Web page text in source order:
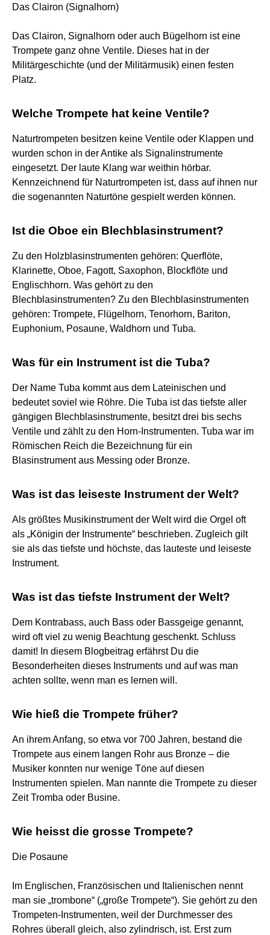
Das Clairon (Signalhorn)
Das Clairon, Signalhorn oder auch Bügelhorn ist eine
Trompete ganz ohne Ventile. Dieses hat in der
Militärgeschichte (und der Militärmusik) einen festen
Platz.
Welche Trompete hat keine Ventile?
Naturtrompeten besitzen keine Ventile oder Klappen und
wurden schon in der Antike als Signalinstrumente
eingesetzt. Der laute Klang war weithin hörbar.
Kennzeichnend für Naturtrompeten ist, dass auf ihnen nur
die sogenannten Naturtöne gespielt werden können.
Ist die Oboe ein Blechblasinstrument?
Zu den Holzblasinstrumenten gehören: Querflöte,
Klarinette, Oboe, Fagott, Saxophon, Blockflöte und
Englischhorn. Was gehört zu den
Blechblasinstrumenten? Zu den Blechblasinstrumenten
gehören: Trompete, Flügelhorn, Tenorhorn, Bariton,
Euphonium, Posaune, Waldhorn und Tuba.
Was für ein Instrument ist die Tuba?
Der Name Tuba kommt aus dem Lateinischen und
bedeutet soviel wie Röhre. Die Tuba ist das tiefste aller
gängigen Blechblasinstrumente, besitzt drei bis sechs
Ventile und zählt zu den Horn-Instrumenten. Tuba war im
Römischen Reich die Bezeichnung für ein
Blasinstrument aus Messing oder Bronze.
Was ist das leiseste Instrument der Welt?
Als größtes Musikinstrument der Welt wird die Orgel oft
als „Königin der Instrumente“ beschrieben. Zugleich gilt
sie als das tiefste und höchste, das lauteste und leiseste
Instrument.
Was ist das tiefste Instrument der Welt?
Dem Kontrabass, auch Bass oder Bassgeige genannt,
wird oft viel zu wenig Beachtung geschenkt. Schluss
damit! In diesem Blogbeitrag erfährst Du die
Besonderheiten dieses Instruments und auf was man
achten sollte, wenn man es lernen will.
Wie hieß die Trompete früher?
An ihrem Anfang, so etwa vor 700 Jahren, bestand die
Trompete aus einem langen Rohr aus Bronze – die
Musiker konnten nur wenige Töne auf diesen
Instrumenten spielen. Man nannte die Trompete zu dieser
Zeit Tromba oder Busine.
Wie heisst die grosse Trompete?
Die Posaune
Im Englischen, Französischen und Italienischen nennt
man sie „trombone“ („große Trompete“). Sie gehört zu den
Trompeten-Instrumenten, weil der Durchmesser des
Rohres überall gleich, also zylindrisch, ist. Erst zum